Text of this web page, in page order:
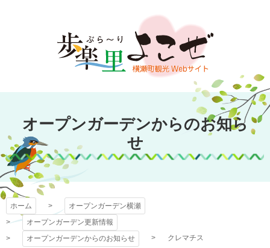
文
キ
プ
オープンガーデン
横瀬
オープンガーデンからのお知ら
せ
ホーム
オープンガーデン横瀬
オープンガーデン更新情報
オープンガーデンからのお知らせ
クレマチス